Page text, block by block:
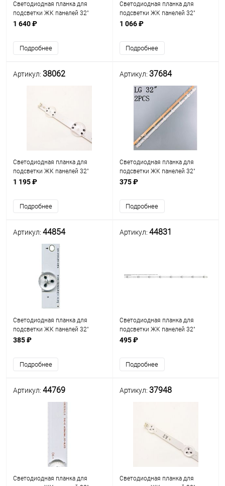
Светодиодная планка для
подсветки ЖК панелей 32"
(8+8+8линз) SONY 32" Комплект
1 640 ₽
Подробнее
Светодиодная планка для
подсветки ЖК панелей 32"
(8линз) 6916L-3148A (660мм, 8
DRT 3148 Rev0.1 2) (Марк.V18
DRT 3148) (V18
1 066 ₽
Подробнее
Артикул: 38062
Светодиодная планка для
подсветки ЖК панелей 32"
(8линз) 6916L-3148A (660мм, 8
DRT3148 Rev0.1 2) (Марк.V18
DRT 3148)
1 195 ₽
Подробнее
Артикул: 37684
Светодиодная планка для
подсветки ЖК панелей 32"
(8линз)
(600 мм 8 линз) LG Innotek
(Марк. SSC_32LJ61_HD) разъем
375 ₽
Подробнее
Артикул: 44854
Светодиодная планка для
подсветки ЖК панелей 32"
(8линз) (3V) D1GE-320SC0-R2
385 ₽
Подробнее
Артикул: 44831
Светодиодная планка для
подсветки ЖК панелей 32"
(8линз) (3V) SVG320AE1_REV4
495 ₽
Подробнее
Артикул: 44769
Светодиодная планка для
Артикул: 37948
Светодиодная планка для